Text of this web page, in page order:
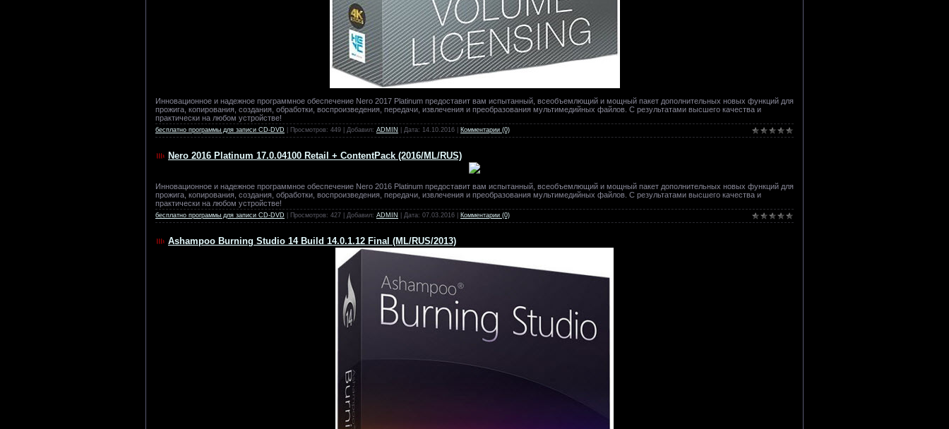
Инновационное и надежное программное обеспечение Nero 2017 Platinum предоставит вам испытанный, всеобъемлющий и мощный пакет дополнительных новых функций для
прожига, копирования, создания, обработки, воспроизведения, передачи, извлечения и преобразования мультимедийных файлов. С результатами высшего качества и
практически на любом устройстве!
бесплатно программы для записи CD-DVD | Просмотров: 449 | Добавил: ADMIN | Дата: 14.10.2016 Комментарии (0)
Nero 2016 Platinum 17.0.04100 Retail + ContentPack (2016/ML/RUS)
Инновационное и надежное программное обеспечение Nero 2016 Platinum предоставит вам испытанный, всеобъемлющий и мощный пакет дополнительных новых функций для
прожига, копирования, создания, обработки, воспроизведения, передачи, извлечения и преобразования мультимедийных файлов. С результатами высшего качества и
практически на любом устройстве!
бесплатно программы для записи CD-DVD | Просмотров: 427 | Добавил: ADMIN | Дата: 07.03.2016 Комментарии (0)
Ashampoo Burning Studio 14 Build 14.0.1.12 Final (ML/RUS/2013)